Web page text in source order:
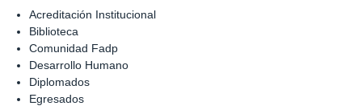
Acreditación Institucional
Biblioteca
Comunidad Fadp
Desarrollo Humano
Diplomados
Egresados